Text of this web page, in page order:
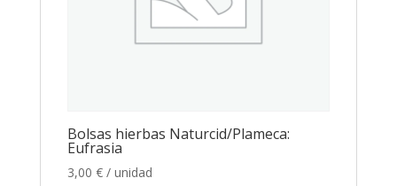
Bolsas hierbas Naturcid/Plameca:
Eufrasia
3,00 € / unidad